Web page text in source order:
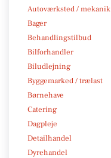
Autoværksted / mekanik
Bager
Behandlingstilbud
Bilforhandler
Biludlejning
Byggemarked / trælast
Børnehave
Catering
Dagpleje
Detailhandel
Dyrehandel